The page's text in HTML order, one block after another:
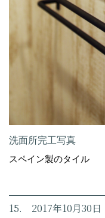
洗面所完工写真
スペイン製のタイル
15. 2017年10月30日